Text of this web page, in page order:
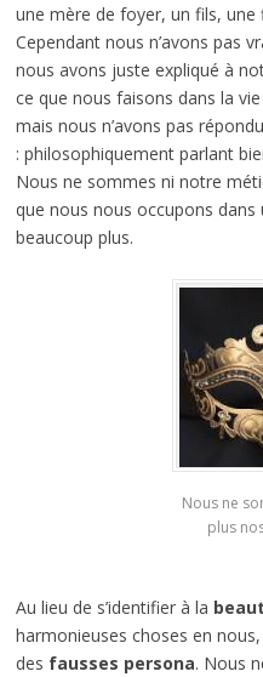
une mère de foyer, un fils, une
Cependant nous n’avons pas
nous avons juste expliqué à
ce que nous faisons dans la
mais nous n’avons pas
: philosophiquement parlant
Nous ne sommes ni notre
que nous nous occupons
beaucoup plus.
Nous ne
plus
Au lieu de s’identifier à la
harmonieuses choses en
des fausses persona. Nous